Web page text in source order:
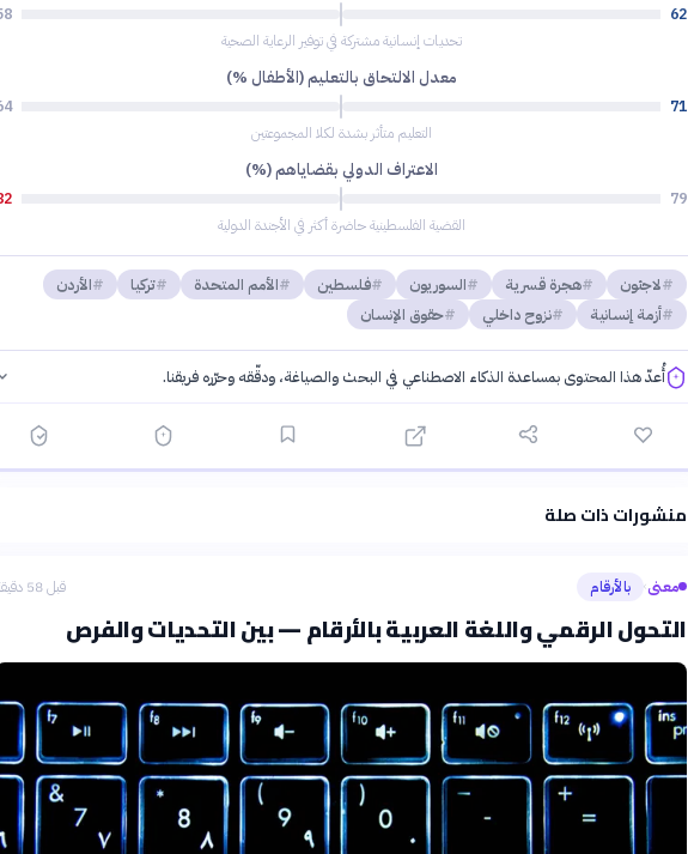
62
تحديات إنسانية مشتركة في توفير الرعاية الصحية
معدل الالتحاق بالتعليم (الأطفال %)
71
التعليم متأثر بشدة لكلا المجموعتين
الاعتراف الدولي بقضاياهم (%)
79
القضية الفلسطينية حاضرة أكثر في الأجندة الدولية
لاجئون هجرة قسرية السوريون فلسطين الأمم المتحدة تركيا
الأردن
أزمة إنسانية
نزوح داخلي حقوق الإنسان
أُعدّ هذا المحتوى بمساعدة الذكاء الاصطناعي في البحث والصياغة، ودقّقه وحرّره فريقنا.
منشورات ذات صلة
معنى› بالأرقام قبل 58 دقيقة
التحول الرقمي واللغة العربية بالأرقام — بين التحديات والفرص